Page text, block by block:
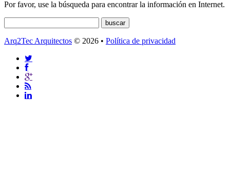
Por favor, use la búsqueda para encontrar la información en Internet.
Arq2Tec Arquitectos © 2026 • Política de privacidad